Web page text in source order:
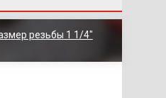
резьбы 1 1/4"